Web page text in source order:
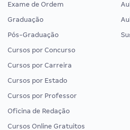
Exame de Ordem
Graduação
Pós-Graduação
Cursos por Concurso
Cursos por Carreira
Cursos por Estado
Cursos por Professor
Oficina de Redação
Cursos Online Gratuitos